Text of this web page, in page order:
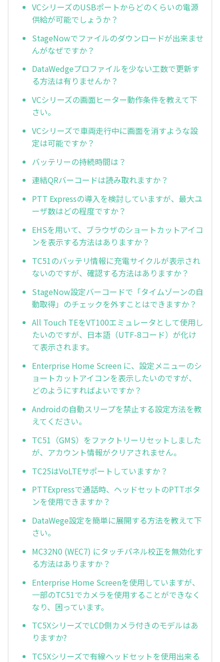
VCシリーズのUSBポートからどのくらいの電源
供給が可能でしょうか？
StageNowでファイルのダウンロードが出来ませ
んがなぜですか？
DataWedgeプロファイルを少ない工数で更新す
る方法は有りませんか？
VCシリーズの画面ヒーター動作条件を教えて下
さい。
VCシリーズで車両走行中に画面を消すような設
定は可能ですか？
バッテリーの持続時間は？
連結QRバーコードは読み取れますか？
PTT Expressの導入を検討していますが、最大ユ
ーザ数はどの程度ですか？
EHSを用いて、ブラウザのショートカットアイコ
ンを表示する方法はありますか？
TC51のバッテリ情報に充電サイクルが表示され
ないのですが、確認する方法はありますか？
StageNow設定バーコードで「タイムゾーンの自
動取得」のチェックを外すことはできますか？
All Touch TEをVT100エミュレータとして使用し
たいのですが、日本語（UTF-8コード）が化け
て表示されます。
Enterprise Home Screen に、設定メニューのシ
ョートカットアイコンを表示したいのですが、
どのようにすればよいですか？
Androidの自動スリープを禁止する設定方法を教
えてください。
TC51（GMS）をファクトリーリセットしました
が、アカウント情報がクリアされません。
TC25はVoLTEサポートしていますか？
PTTExpressで通話時、ヘッドセットのPTTボタ
ンを使用できますか？
DataWege設定を簡単に展開する方法を教えて下
さい。
MC32N0 (WEC7) にタッチパネル校正を無効化す
る方法はありますか？
Enterprise Home Screenを使用していますが、
一部のTC51でカメラを使用することができなく
なり、困っています。
TC5XシリーズでLCD側カメラ付きのモデルはあ
りますか?
TC5Xシリーズで有線ヘッドセットを使用出来る